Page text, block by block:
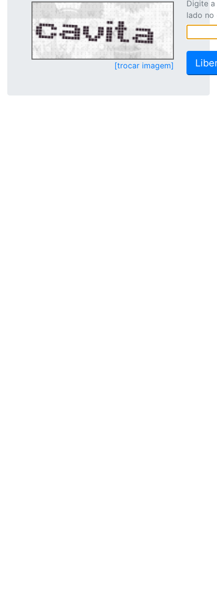
[trocar imagem]
Digite
lado no